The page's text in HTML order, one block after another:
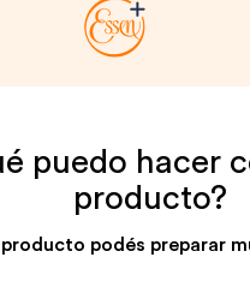
puedo hacer
producto?
podés preparar